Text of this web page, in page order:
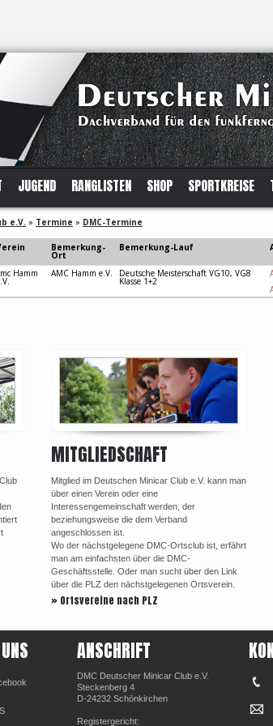
JUGEND RANGLISTEN SHOP SPORTKREISE
e.V. » Termine » DMC-Termine
Bemerkung-
Ort
Bemerkung-Lauf
Hamm AMC Hamm e.V. Deutsche Meisterschaft VG10, VG8
Klasse 1+2
MITGLIEDSCHAFT
Mitglied im Deutschen Minicar Club e.V. kann man
über einen Verein oder eine
Interessengemeinschaft werden, der
beziehungsweise die dem Verband
angeschlossen ist.
Wo der nächstgelegene DMC-Ortsclub ist, erfährt
man am einfachsten über die DMC-
Geschäftsstelle. Oder man sucht über den Link
über die PLZ den nächstgelegenen Ortsverein.
» Ortsvereine nach PLZ
ANSCHRIFT
DMC Deutscher Minicar Club e.V.
Steckenberg 4
D-24232 Schönkirchen
Registergericht: